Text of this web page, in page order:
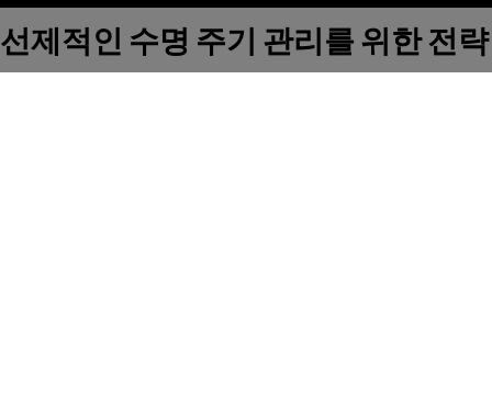
선제적인 수명 주기 관리를 위한 전략